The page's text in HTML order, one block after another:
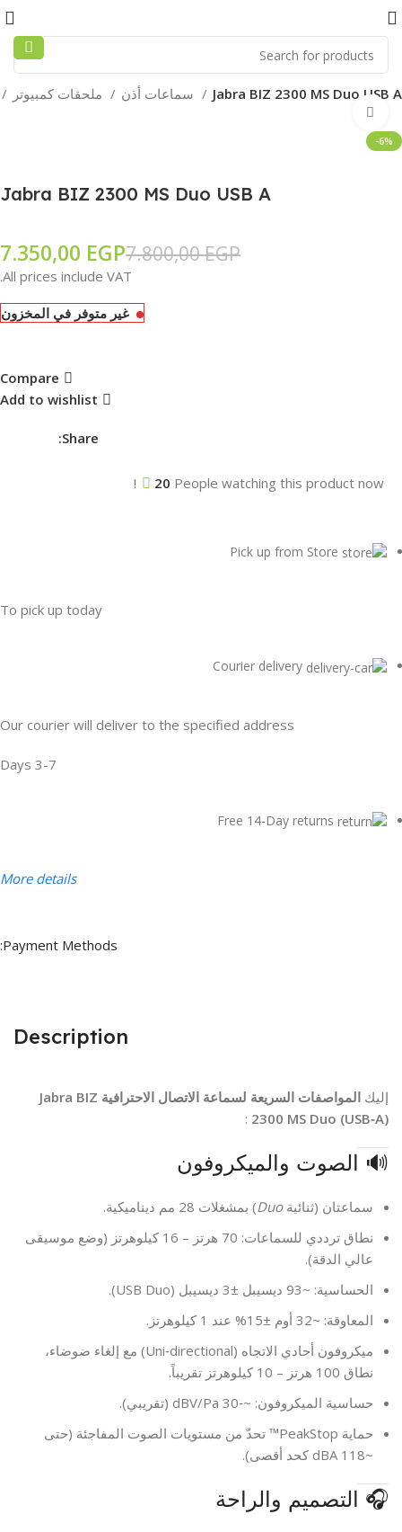
Jabra BIZ 2300 MS Duo USB A
-6%
Jabra BIZ 2300 MS Duo USB A
7.800,00EGP
7.350,00 EGP
All prices include VAT.
غير متوفر في المخزون
Compare
Add to wishlist
Share:
20 People watching this product now!
Pick up from Store
To pick up today
Courier delivery
Our courier will deliver to the specified address
3-7 Days
Free 14-Day returns
More details
Payment Methods:
Description
إليك
المواصفات السريعة لسماعة الاتصال الاحترافية Jabra BIZ
2300 MS Duo (USB‑A)
:
🔊 الصوت والميكروفون
سماعتان (ثنائيةDuo) بمشغلات 28 مم ديناميكية.
نطاق ترددي للسماعات: 70 هرتز – 16 كيلوهرتز (وضع موسيقى
عالي الدقة).
الحساسية: ~93 ديسيبل ±3 ديسيبل (USB Duo).
المعاوقة: ~32 أوم ±15% عند 1 كيلوهرتز.
ميكروفون أحادي الاتجاه (Uni‑directional) مع إلغاء ضوضاء،
نطاق 100 هرتز – 10 كيلوهرتز تقريباً.
حساسية الميكروفون: ~‑30 dBV/Pa (تقريبي).
حماية PeakStop™ تحدّ من مستويات الصوت المفاجئة (حتى
~118 dBA كحد أقصى).
🎧 التصميم والراحة